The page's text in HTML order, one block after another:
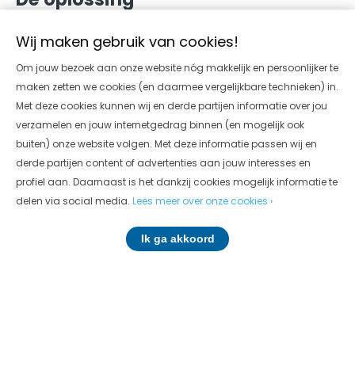
Op dit terrein van zo’n 45.000m² heeft onze techniek de
aandacht gekregen. Doordat de kwaliteit niet gehaald
werd met het aangevoerde materiaal, is de
stabilisatietechniek de unieke oplossing. Door de
bestaande klei-veenbodem te mengen met de
aangebrachte puinfundering en onze additieven en
bindmiddelen, ontstaat er een stijve plaat welke
draagkrachtig genoeg is om dienst te doen als werkvloer.
Door de strakke planning speelde de wijze van uitvoering
en flexibiliteit een grote rol. Terrastab bleek in staat de
Wij maken gebruik van cookies!
Om jouw bezoek aan onze website nóg makkelijk en persoonlijker te
maken zetten we cookies (en daarmee vergelijkbare technieken) in.
Met deze cookies kunnen wij en derde partijen informatie over jou
verzamelen en jouw internetgedrag binnen (en mogelijk ook
buiten) onze website volgen. Met deze informatie passen wij en
derde partijen content of advertenties aan jouw interesses en
profiel aan. Daarnaast is het dankzij cookies mogelijk informatie te
delen via social media. Lees meer over onze cookies ›
Ik ga akkoord